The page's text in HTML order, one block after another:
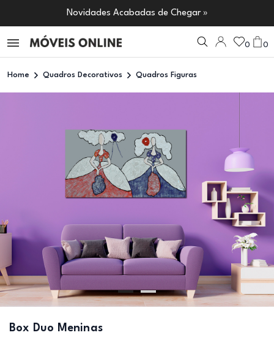
Novidades Acabadas de Chegar »
0 0
Home Quadros Decorativos Quadros Figuras
Box Duo Meninas